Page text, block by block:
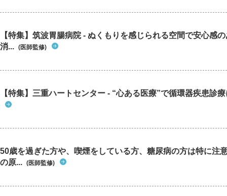
【特集】筑波胃腸病院 - ぬくもりを感じられる空間で安心感
消... (医師監修)
【特集】三重ハートセンター - “心ある医療”で循環器疾患診
50歳を過ぎた方や、喫煙をしている方、糖尿病の方は特に注
の原... (医師監修)